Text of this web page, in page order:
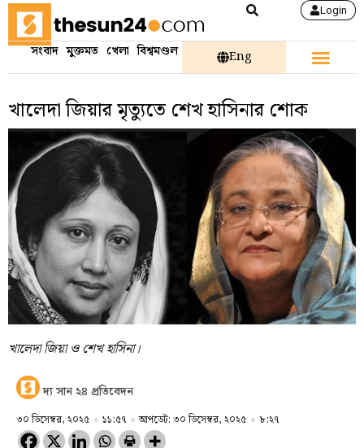
Login
সংবাদ মুক্তমত খেলা বিশ্বমণ্ডল Eng
খালেদা জিয়ার মৃত্যুতে শেখ হাসিনার শোক
খালেদা জিয়া ও শেখ হাসিনা।
দ্য সান ২৪ প্রতিবেদন
৩০ ডিসেম্বর, ২০২৫ ১১:৫৭ আপডেট: ৩০ ডিসেম্বর, ২০২৫ ৮:২৭